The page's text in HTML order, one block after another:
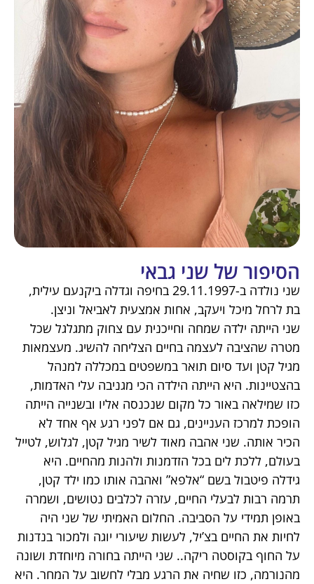
הסיפור של שני גבאי
שני נולדה ב-29.11.1997 בחיפה וגדלה ביקנעם עילית,
בת לרחל מיכל ויעקב, אחות אמצעית לאביאל וניצן.
שני הייתה ילדה שמחה וחייכנית עם צחוק מתגלגל שכל
מטרה שהציבה לעצמה בחיים הצליחה להשיג. מעצמאות
מגיל קטן ועד סיום תואר במשפטים במכללה למנהל
בהצטיינות. היא הייתה הילדה הכי מגניבה עלי האדמות,
כזו שמילאה באור כל מקום שנכנסה אליו ובשנייה הייתה
הופכת למרכז העניינים, גם אם לפני רגע אף אחד לא
הכיר אותה. שני אהבה מאוד לשיר מגיל קטן, לגלוש, לטייל
בעולם, ללכת לים בכל הזדמנות ולהנות מהחיים. היא
גידלה פיטבול בשם “אלפא” ואהבה אותו כמו ילד קטן,
תרמה רבות לבעלי החיים, עזרה לכלבים נטושים, ושמרה
באופן תמידי על הסביבה. החלום האמיתי של שני היה
לחיות את החיים בצ’יל, לעשות שיעורי יוגה ולמכור בנדנות
על החוף בקוסטה ריקה.. שני הייתה בחורה מיוחדת ושונה
מהנורמה, כזו שחיה את הרגע מבלי לחשוב על המחר. היא